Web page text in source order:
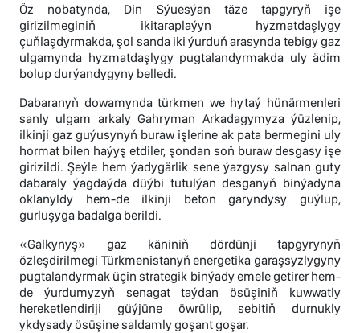
Öz nobatynda, Din Sýuesýan täze tapgyryň işe
girizilmeginiň ikitaraplaýyn hyzmatdaşlygy
çuňlaşdyrmakda, şol sanda iki ýurduň arasynda tebigy gaz
ulgamynda hyzmatdaşlygy pugtalandyrmakda uly ädim
bolup durýandygyny belledi.
Dabaranyň dowamynda türkmen we hytaý hünärmenleri
sanly ulgam arkaly Gahryman Arkadagymyza ýüzlenip,
ilkinji gaz guýusynyň buraw işlerine ak pata bermegini uly
hormat bilen haýyş etdiler, şondan soň buraw desgasy işe
girizildi. Şeýle hem ýadygärlik sene ýazgysy salnan guty
dabaraly ýagdaýda düýbi tutulýan desganyň binýadyna
oklanyldy hem-de ilkinji beton garyndysy guýlup,
gurluşyga badalga berildi.
«Galkynyş» gaz käniniň dördünji tapgyrynyň
özleşdirilmegi Türkmenistanyň energetika garaşsyzlygyny
pugtalandyrmak üçin strategik binýady emele getirer hem-
de ýurdumyzyň senagat taýdan ösüşiniň kuwwatly
hereketlendiriji güýjüne öwrülip, sebitiň durnukly
ykdysady ösüşine saldamly goşant goşar.